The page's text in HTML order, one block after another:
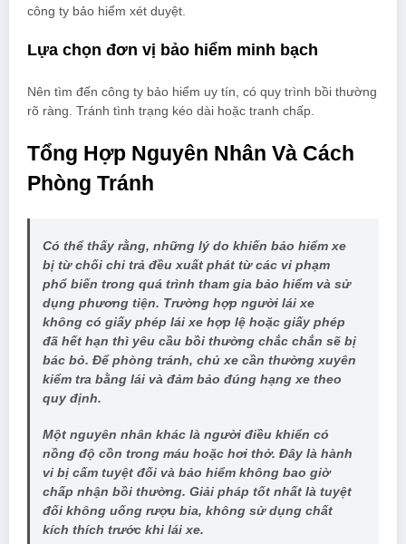
công ty bảo hiểm xét duyệt.
Lựa chọn đơn vị bảo hiểm minh bạch
Nên tìm đến công ty bảo hiểm uy tín, có quy trình bồi thường
rõ ràng. Tránh tình trạng kéo dài hoặc tranh chấp.
Tổng Hợp Nguyên Nhân Và Cách
Phòng Tránh
Có thể thấy rằng, những lý do khiến bảo hiểm xe
bị từ chối chi trả đều xuất phát từ các vi phạm
phổ biến trong quá trình tham gia bảo hiểm và sử
dụng phương tiện. Trường hợp người lái xe
không có giấy phép lái xe hợp lệ hoặc giấy phép
đã hết hạn thì yêu cầu bồi thường chắc chắn sẽ bị
bác bỏ. Để phòng tránh, chủ xe cần thường xuyên
kiểm tra bằng lái và đảm bảo đúng hạng xe theo
quy định.
Một nguyên nhân khác là người điều khiển có
nồng độ cồn trong máu hoặc hơi thở. Đây là hành
vi bị cấm tuyệt đối và bảo hiểm không bao giờ
chấp nhận bồi thường. Giải pháp tốt nhất là tuyệt
đối không uống rượu bia, không sử dụng chất
kích thích trước khi lái xe.